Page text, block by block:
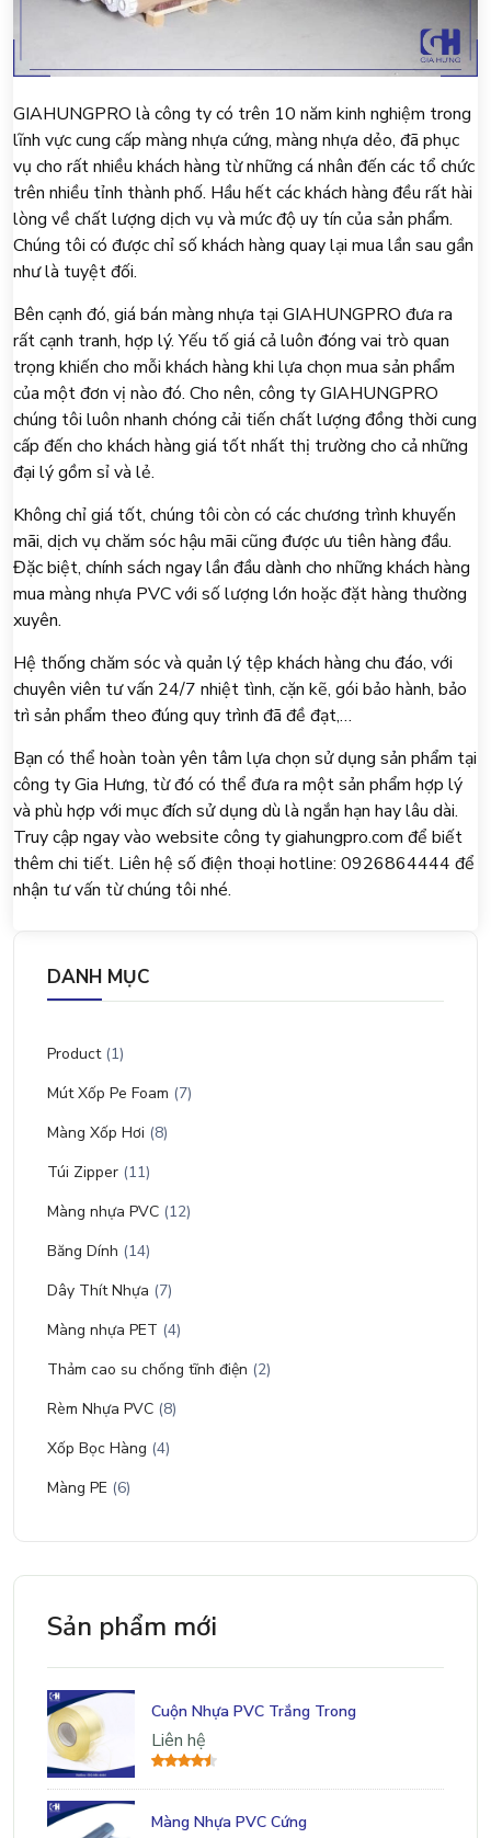
GIAHUNGPRO là công ty có trên 10 năm kinh nghiệm trong
lĩnh vực cung cấp màng nhựa cứng, màng nhựa dẻo, đã phục
vụ cho rất nhiều khách hàng từ những cá nhân đến các tổ chức
trên nhiều tỉnh thành phố. Hầu hết các khách hàng đều rất hài
lòng về chất lượng dịch vụ và mức độ uy tín của sản phẩm.
Chúng tôi có được chỉ số khách hàng quay lại mua lần sau gần
như là tuyệt đối.
Bên cạnh đó, giá bán màng nhựa tại GIAHUNGPRO đưa ra
rất cạnh tranh, hợp lý. Yếu tố giá cả luôn đóng vai trò quan
trọng khiến cho mỗi khách hàng khi lựa chọn mua sản phẩm
của một đơn vị nào đó. Cho nên, công ty GIAHUNGPRO
chúng tôi luôn nhanh chóng cải tiến chất lượng đồng thời cung
cấp đến cho khách hàng giá tốt nhất thị trường cho cả những
đại lý gồm sỉ và lẻ.
Không chỉ giá tốt, chúng tôi còn có các chương trình khuyến
mãi, dịch vụ chăm sóc hậu mãi cũng được ưu tiên hàng đầu.
Đặc biệt, chính sách ngay lần đầu dành cho những khách hàng
mua màng nhựa PVC với số lượng lớn hoặc đặt hàng thường
xuyên.
Hệ thống chăm sóc và quản lý tệp khách hàng chu đáo, với
chuyên viên tư vấn 24/7 nhiệt tình, cặn kẽ, gói bảo hành, bảo
trì sản phẩm theo đúng quy trình đã đề đạt,…
Bạn có thể hoàn toàn yên tâm lựa chọn sử dụng sản phẩm tại
công ty Gia Hưng, từ đó có thể đưa ra một sản phẩm hợp lý
và phù hợp với mục đích sử dụng dù là ngắn hạn hay lâu dài.
Truy cập ngay vào website công ty giahungpro.com để biết
thêm chi tiết. Liên hệ số điện thoại hotline: 0926864444 để
nhận tư vấn từ chúng tôi nhé.
DANH MỤC
Product(1)
Mút Xốp Pe Foam (7)
Màng Xốp Hơi (8)
Túi Zipper (11)
Màng nhựa PVC (12)
Băng Dính (14)
Dây Thít Nhựa (7)
Màng nhựa PET (4)
Thảm cao su chống tĩnh điện (2)
Rèm Nhựa PVC (8)
Xốp Bọc Hàng (4)
Màng PE (6)
Sản phẩm mới
Cuộn Nhựa PVC Trắng Trong
Liên hệ
Màng Nhựa PVC Cứng